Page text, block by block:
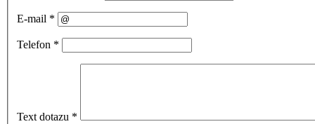
E-mail *
Telefon *
Text dotazu *